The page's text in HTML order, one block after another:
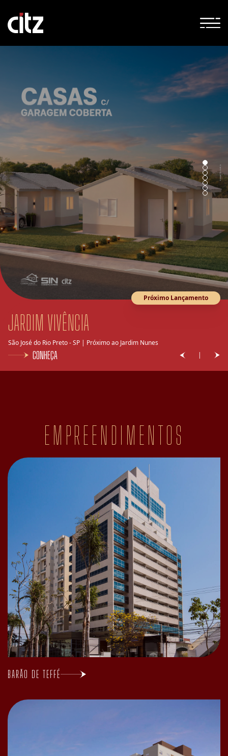
Próximo Lançamento
JARDIM VIVÊNCIA
São José do Rio Preto - SP | Próximo ao Jardim Nunes
CONHEÇA |
EMPREENDIMENTOS
BARÃO DE TEFFÉ